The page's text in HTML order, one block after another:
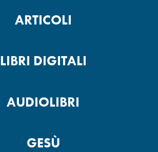
ARTICOLI
LIBRI DIGITALI
AUDIOLIBRI
GESÙ